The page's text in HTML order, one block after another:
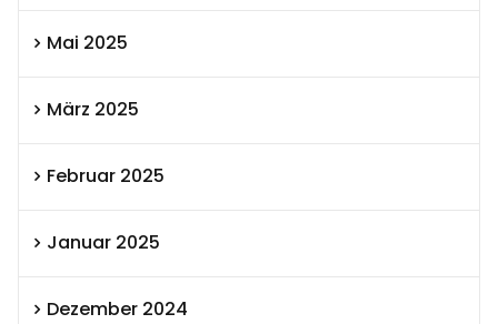
Mai 2025
März 2025
Februar 2025
Januar 2025
Dezember 2024